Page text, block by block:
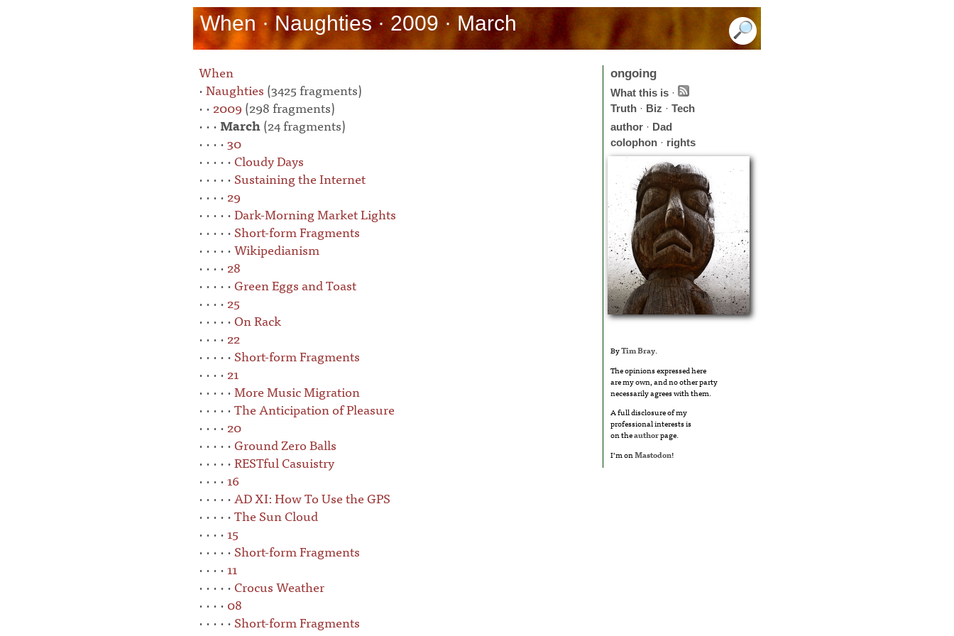
When · Naughties · 2009 · March
When
·Naughties (3425 fragments)
· · 2009 (298 fragments)
· · · March(24 fragments)
· · · ·30
· · · · ·Cloudy Days
· · · · ·Sustaining the Internet
· · · · 29
· · · · ·Dark-Morning Market Lights
· · · · ·Short-form Fragments
· · · · ·Wikipedianism
· · · · 28
· · · · ·Green Eggs and Toast
· · · · 25
· · · · ·On Rack
· · · · 22
· · · · ·Short-form Fragments
· · · · 21
· · · · ·More Music Migration
· · · · ·The Anticipation of Pleasure
· · · · 20
· · · · ·Ground Zero Balls
· · · · ·RESTful Casuistry
· · · ·16
· · · · ·AD XI: How To Use the GPS
· · · · ·The Sun Cloud
· · · ·15
· · · · ·Short-form Fragments
· · · ·11
· · · · ·Crocus Weather
· · · · 08
· · · · ·Short-form Fragments
ongoing
What this is ·
Truth · Biz · Tech
author · Dad
colophon · rights
ByTim Bray.
The opinions expressed here
are my own, and no other party
necessarily agrees with them.
A full disclosure of my
professional interests is
on theauthorpage.
I’m onMastodon!